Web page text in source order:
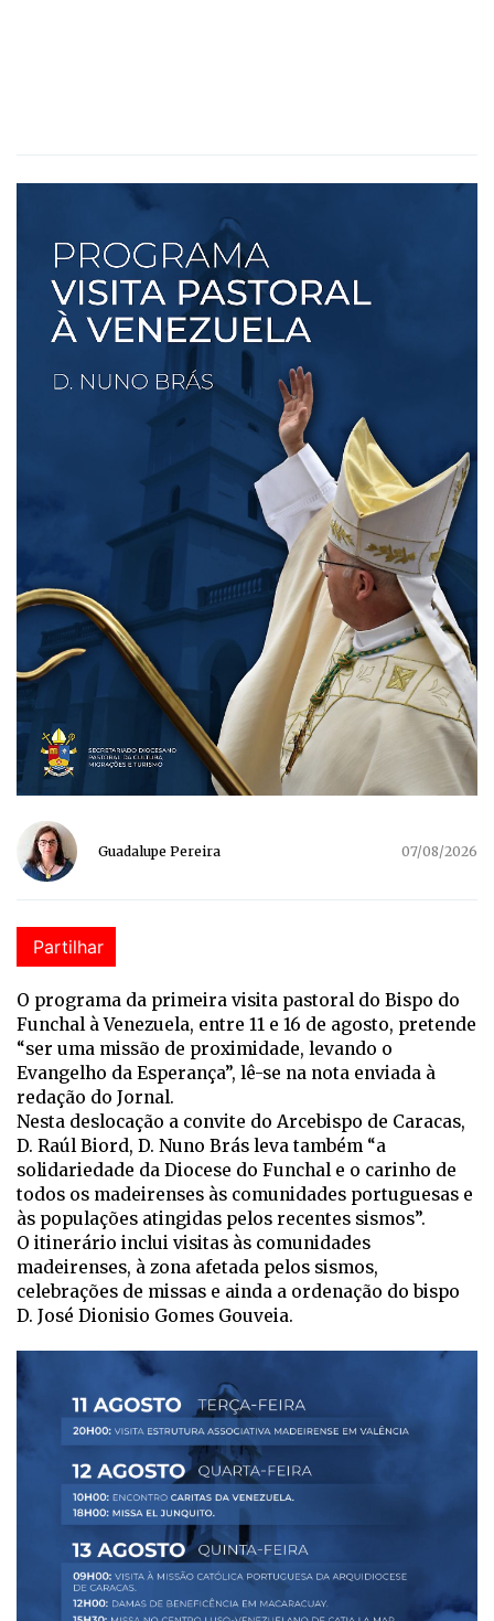
Guadalupe Pereira 07/08/2026
Partilhar
O programa da primeira visita pastoral do Bispo do
Funchal à Venezuela, entre 11 e 16 de agosto, pretende
“ser uma missão de proximidade, levando o
Evangelho da Esperança”, lê-se na nota enviada à
redação do Jornal.
Nesta deslocação a convite do Arcebispo de Caracas,
D. Raúl Biord, D. Nuno Brás leva também “a
solidariedade da Diocese do Funchal e o carinho de
todos os madeirenses às comunidades portuguesas e
às populações atingidas pelos recentes sismos”.
O itinerário inclui visitas às comunidades
madeirenses, à zona afetada pelos sismos,
celebrações de missas e ainda a ordenação do bispo
D. José Dionisio Gomes Gouveia.